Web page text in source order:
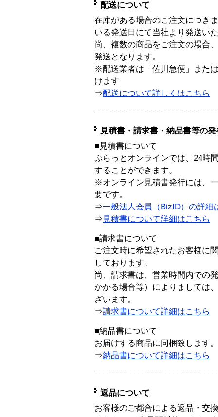
配送について
在庫がある場合のご注文につき
いる発送日にて当社より発送い
尚、複数の商品をご注文の場合
発送となります。
※配送業者は「佐川急便」また
けます
⇒配送について詳しくはこちら
見積書・請求書・納品書等の
■見積書について
ぷらっとオンラインでは、24時
することができます。
※オンライン見積書発行には、
要です。
⇒一般法人会員（BizID）の詳細
⇒ 見積書について詳細はこちら
■請求書について
ご注文時に希望されたお客様に
しております。
尚、請求書は、営業時間内での
かかる場合等）によりましては
ざいます。
⇒請求書について詳細はこちら
■納品書について
お届けする商品に同梱致します。
⇒納品書について詳細はこちら
返品について
お客様のご都合による返品・交